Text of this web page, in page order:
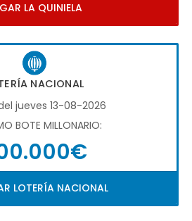
LA QUINIELA
NACIONAL
jueves 13-08-2026
BOTE MILLONARIO:
LOTERÍA NACIONAL